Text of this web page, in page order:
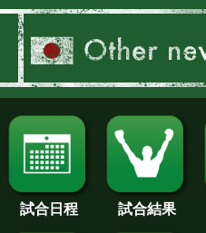
試合日程 試合結果